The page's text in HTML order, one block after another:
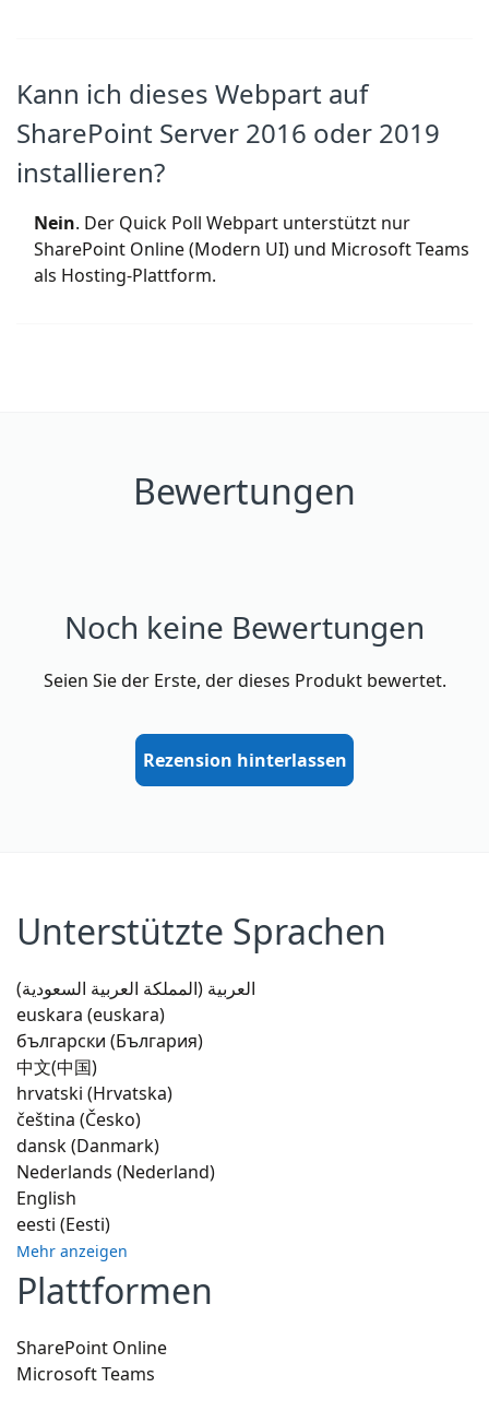
Kann ich dieses Webpart auf
SharePoint Server 2016 oder 2019
installieren?
Nein. Der Quick Poll Webpart unterstützt nur
SharePoint Online (Modern UI) und Microsoft Teams
als Hosting-Plattform.
Bewertungen
Noch keine Bewertungen
Seien Sie der Erste, der dieses Produkt bewertet.
Rezension hinterlassen
Unterstützte Sprachen
العربية (المملكة العربية السعودية)
euskara (euskara)
български (България)
中文(中国)
hrvatski (Hrvatska)
čeština (Česko)
dansk (Danmark)
Nederlands (Nederland)
English
eesti (Eesti)
Mehr anzeigen
Plattformen
SharePoint Online
Microsoft Teams